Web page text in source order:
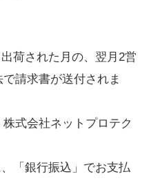
荷された月の、翌月2営
請求書が送付されま
式会社ネットプロテク
「銀行振込」でお支払